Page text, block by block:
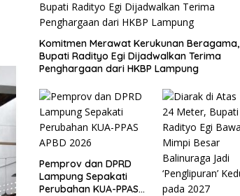
Komitmen Merawat Kerukunan Beragama,
Bupati Radityo Egi Dijadwalkan Terima
Penghargaan dari HKBP Lampung
Pemprov dan DPRD
Lampung Sepakati
Perubahan KUA-PPAS